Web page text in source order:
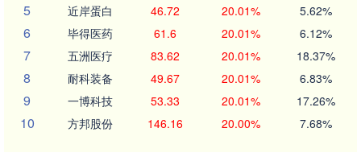
5 近岸蛋白 46.72 20.01% 5.62%
6 毕得医药 61.6 20.01% 6.12%
7 五洲医疗 83.62 20.01% 18.37%
8 耐科装备 49.67 20.01% 6.83%
9 一博科技 53.33 20.01% 17.26%
10 方邦股份 146.16 20.00% 7.68%